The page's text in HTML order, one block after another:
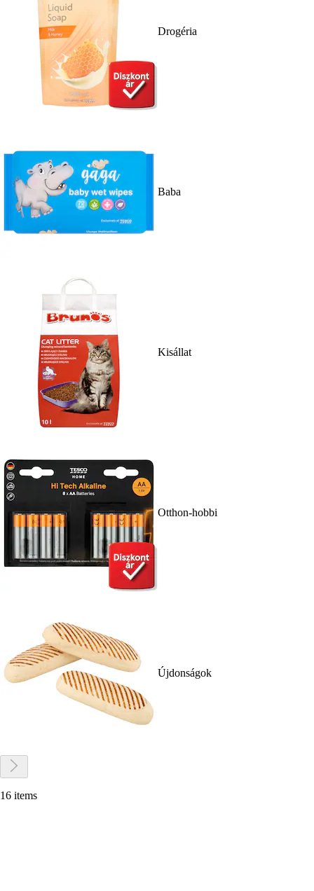
Drogéria
Baba
Kisállat
Otthon-hobbi
Újdonságok
16 items